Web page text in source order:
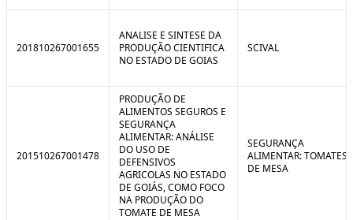
201810267001655
ANALISE E SINTESE DA
PRODUÇÃO CIENTIFICA
NO ESTADO DE GOIAS
SCIVAL
201510267001478
PRODUÇÃO DE
ALIMENTOS SEGUROS E
SEGURANÇA
ALIMENTAR: ANÁLISE
DO USO DE
DEFENSIVOS
AGRICOLAS NO ESTADO
DE GOIÁS, COMO FOCO
NA PRODUÇÃO DO
TOMATE DE MESA
SEGURANÇA
ALIMENTAR: TOMATES
DE MESA